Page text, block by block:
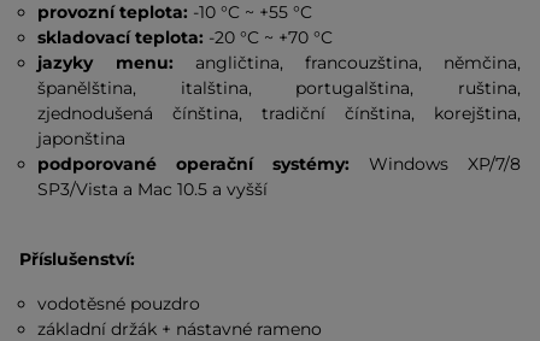
provozní teplota: -10 °C ~ +55 °C
skladovací teplota: -20 °C ~ +70 °C
jazyky menu: angličtina, francouzština, němčina,
španělština, italština, portugalština, ruština,
zjednodušená čínština, tradiční čínština, korejština,
japonština
podporované operační systémy:Windows XP/7/8
SP3/Vista a Mac 10.5 a vyšší
Příslušenství:
vodotěsné pouzdro
základní držák + nástavné rameno